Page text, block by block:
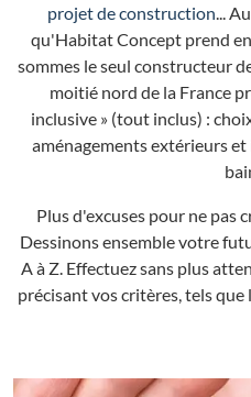
projet de construction...
qu'Habitat Concept prend
sommes le seul constructeur
moitié nord de la France
inclusive » (tout inclus) :
aménagements extérieurs
Plus d'excuses pour ne pas
Dessinons ensemble votre
A à Z. Effectuez sans plus
précisant vos critères, tels